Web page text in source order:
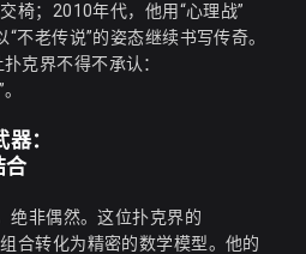
椅；2010年代，他用“心理战”
不老传说”的姿态继续书写传奇。
克界不得不承认：
：
合
绝非偶然。这位扑克界的
合转化为精密的数学模型。他的